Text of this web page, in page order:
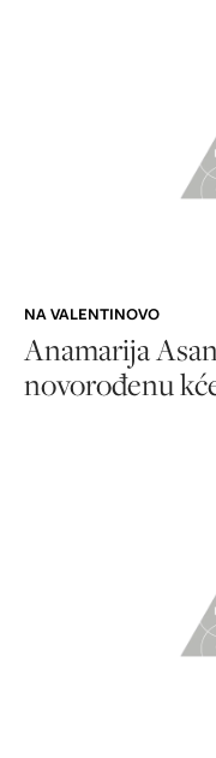
NA VALENTINOVO
Anamarija
novorođenu